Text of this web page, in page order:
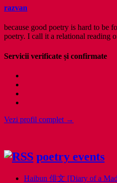
razvan
because good poetry is hard to be
poetry. I call it a relational reading
Servicii verificate și confirmate
Vezi profil complet →
poetry events
Haibun 俳文 [Diary of a